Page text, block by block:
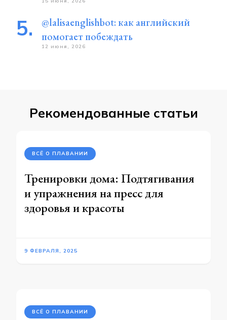
@lalisaenglishbot: как английский
помогает побеждать
12 июня, 2026
Рекомендованные статьи
ВСЁ О ПЛАВАНИИ
Тренировки дома: Подтягивания
и упражнения на пресс для
здоровья и красоты
9 ФЕВРАЛЯ, 2025
ВСЁ О ПЛАВАНИИ